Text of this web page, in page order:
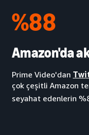
%88
Amazon'da
Prime Video'dan
çok çeşitli Amazon
seyahat edenlerin